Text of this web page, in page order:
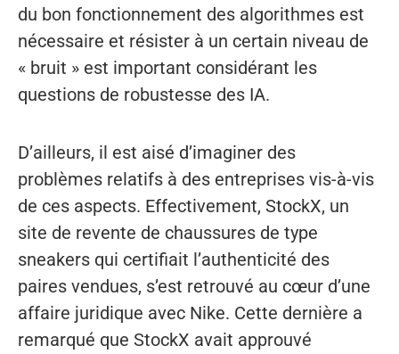
du bon fonctionnement des algorithmes est
nécessaire et résister à un certain niveau de
« bruit » est important considérant les
questions de robustesse des IA.
D’ailleurs, il est aisé d’imaginer des
problèmes relatifs à des entreprises vis-à-vis
de ces aspects. Effectivement, StockX, un
site de revente de chaussures de type
sneakers qui certifiait l’authenticité des
paires vendues, s’est retrouvé au cœur d’une
affaire juridique avec Nike. Cette dernière a
remarqué que StockX avait approuvé